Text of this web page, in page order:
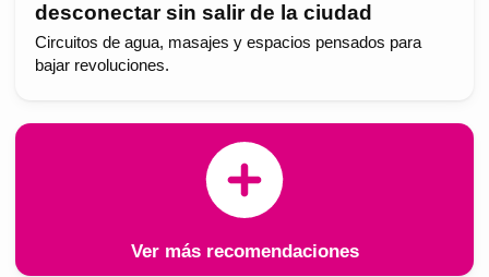
desconectar sin salir de la ciudad
Circuitos de agua, masajes y espacios pensados para
bajar revoluciones.
Ver más recomendaciones